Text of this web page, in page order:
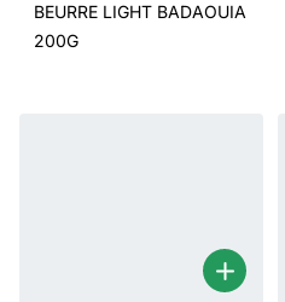
BEURRE LIGHT BADAOUIA
200G